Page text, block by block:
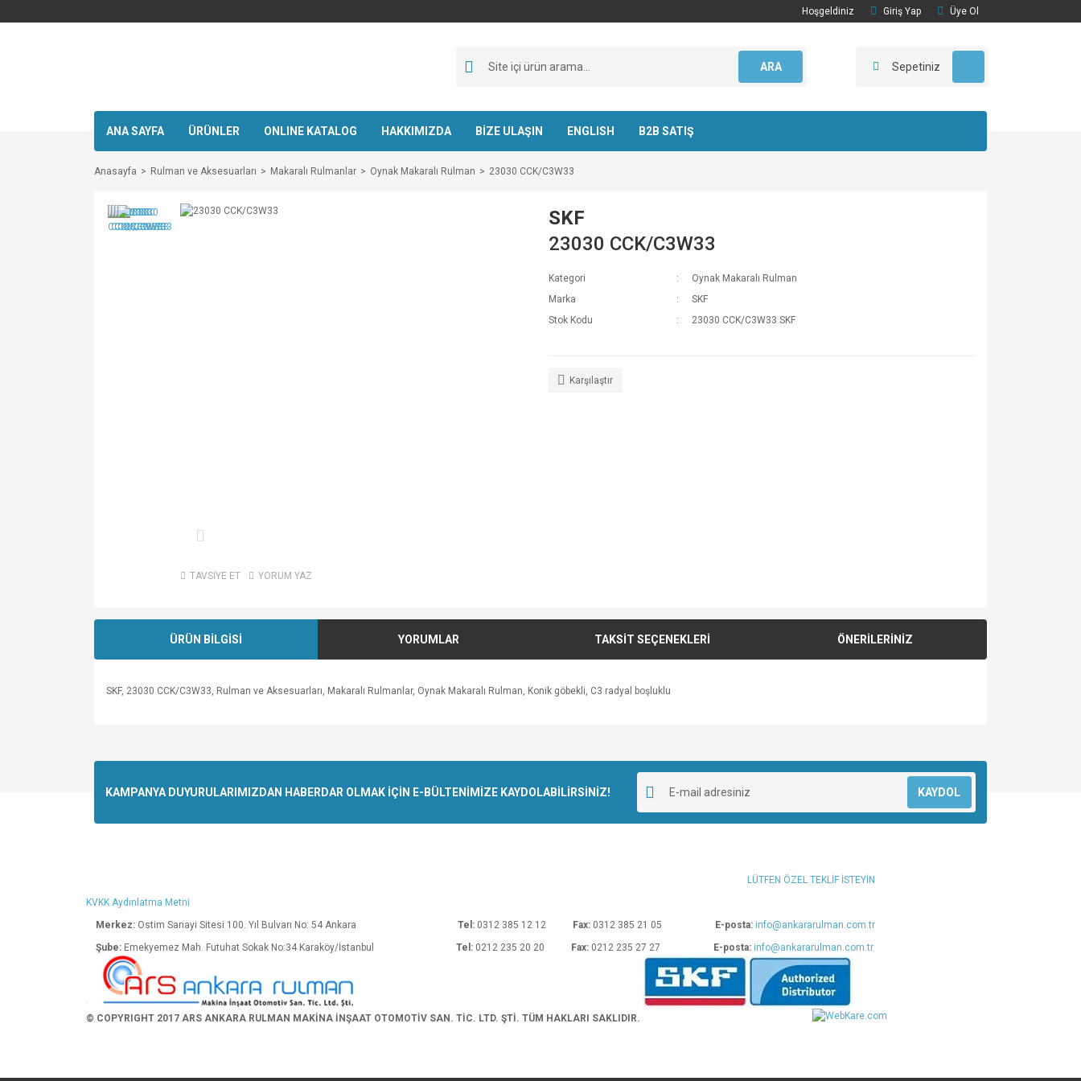
Hoşgeldiniz Giriş Yap Üye Ol
ARA Sepetiniz
ANA SAYFA ÜRÜNLER ONLINE KATALOG HAKKIMIZDA BİZE ULAŞIN ENGLISH B2B SATIŞ
Anasayfa Rulman ve Aksesuarları Makaralı Rulmanlar Oynak Makaralı Rulman 23030 CCK/C3W33
TAVSİYE ET YORUM YAZ
SKF
23030 CCK/C3W33
Kategori
Oynak Makaralı Rulman
Marka
SKF
Stok Kodu
23030 CCK/C3W33 SKF
Karşılaştır
ÜRÜN BİLGİSİ YORUMLAR TAKSİT SEÇENEKLERİ ÖNERİLERİNİZ
SKF, 23030 CCK/C3W33, Rulman ve Aksesuarları, Makaralı Rulmanlar, Oynak Makaralı Rulman, Konik göbekli, C3 radyal boşluklu
Ürün resmi kalitesiz, bozuk veya görüntülenemiyor.
KAMPANYA DUYURULARIMIZDAN HABERDAR OLMAK İÇİN E-BÜLTENİMİZE KAYDOLABİLİRSİNİZ! KAYDOL
LÜTFEN ÖZEL TEKLİF İSTEYİN
KVKK Aydınlatma Metni
Merkez: Ostim Sanayi Sitesi 100. Yıl Bulvarı No: 54 Ankara Tel: 0312 385 12 12 Fax: 0312 385 21 05 E-posta: info@ankararulman.com.tr
Şube: Emekyemez Mah. Futuhat Sokak No:34 Karaköy/İstanbul Tel: 0212 235 20 20 Fax: 0212 235 27 27 E-posta: info@ankararulman.com.tr
© COPYRIGHT 2017 ARS ANKARA RULMAN MAKİNA İNŞAAT OTOMOTİV SAN. TİC. LTD. ŞTİ. TÜM HAKLARI SAKLIDIR.